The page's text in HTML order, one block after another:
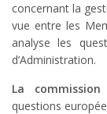
concernant la
vue entre les
analyse les
d’Administration.
La
questions